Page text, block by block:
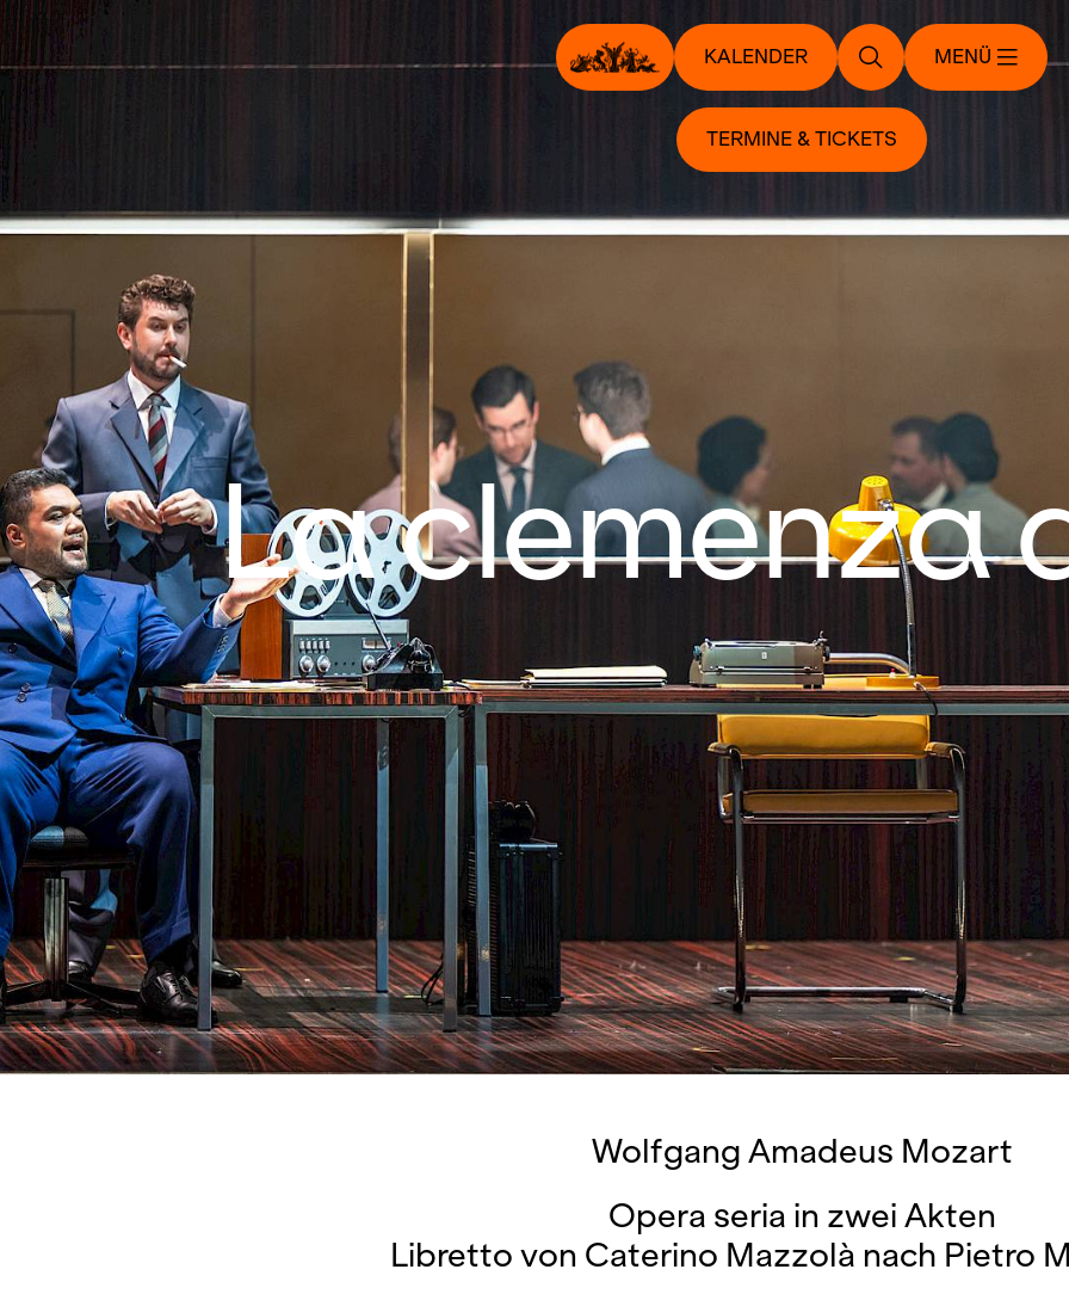
KALENDER MENÜ
TERMINE & TICKETS
La clemenza
Wolfgang Amadeus Mozart
Opera seria in zwei Akten
Libretto von Caterino Mazzolà nach Pietro